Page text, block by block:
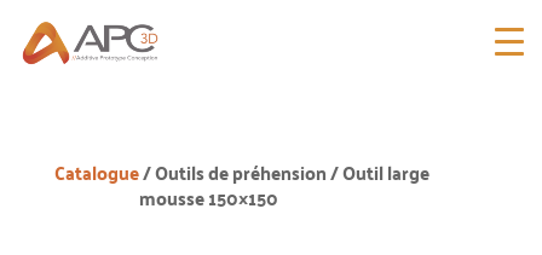
Catalogue/Outils de préhension/ Outil large
mousse 150×150